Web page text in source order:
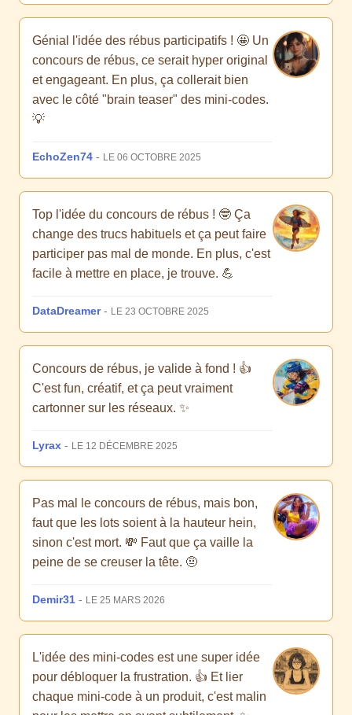
Génial l'idée des rébus participatifs ! 🤩 Un
concours de rébus, ce serait hyper original
et engageant. En plus, ça collerait bien
avec le côté "brain teaser" des mini-codes.
💡
EchoZen74 - LE 06 OCTOBRE 2025
Top l'idée du concours de rébus ! 🤓 Ça
change des trucs habituels et ça peut faire
participer pas mal de monde. En plus, c'est
facile à mettre en place, je trouve. 💪
DataDreamer- LE 23 OCTOBRE 2025
Concours de rébus, je valide à fond ! 👍
C'est fun, créatif, et ça peut vraiment
cartonner sur les réseaux. ✨
Lyrax - LE 12 DÉCEMBRE 2025
Pas mal le concours de rébus, mais bon,
faut que les lots soient à la hauteur hein,
sinon c'est mort. 💸 Faut que ça vaille la
peine de se creuser la tête. 🤨
Demir31 - LE 25 MARS 2026
L'idée des mini-codes est une super idée
pour débloquer la frustration. 👍 Et lier
chaque mini-code à un produit, c'est malin